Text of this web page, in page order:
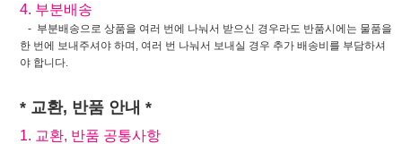
4. 부분배송
- 부분배송으로 상품을 여러 번에 나눠서 받으신 경우라도 반품시에는 물품을
한 번에 보내주셔야 하며, 여러 번 나눠서 보내실 경우 추가 배송비를 부담하셔
야 합니다.
* 교환, 반품 안내 *
1. 교환, 반품 공통사항